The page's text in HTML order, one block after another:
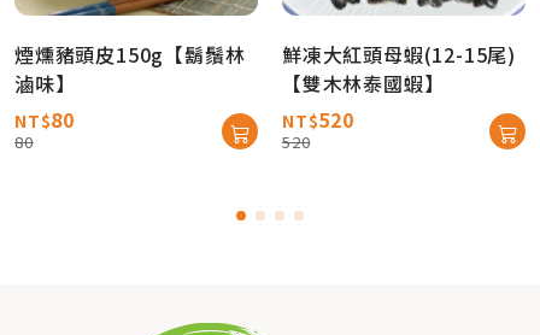
煙燻豬頭皮150g【鬍鬚林
滷味】
NT$80
80
鮮凍大紅頭母蝦(12-15尾)
【雙木林泰國蝦】
NT$520
520